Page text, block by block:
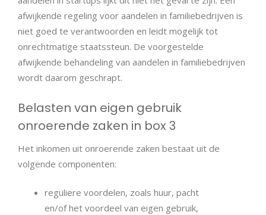
afwijkende regeling voor aandelen in familiebedrijven is
niet goed te verantwoorden en leidt mogelijk tot
onrechtmatige staatssteun. De voorgestelde
afwijkende behandeling van aandelen in familiebedrijven
wordt daarom geschrapt.
Belasten van eigen gebruik
onroerende zaken in box 3
Het inkomen uit onroerende zaken bestaat uit de
volgende componenten:
reguliere voordelen, zoals huur, pacht
en/of het voordeel van eigen gebruik,